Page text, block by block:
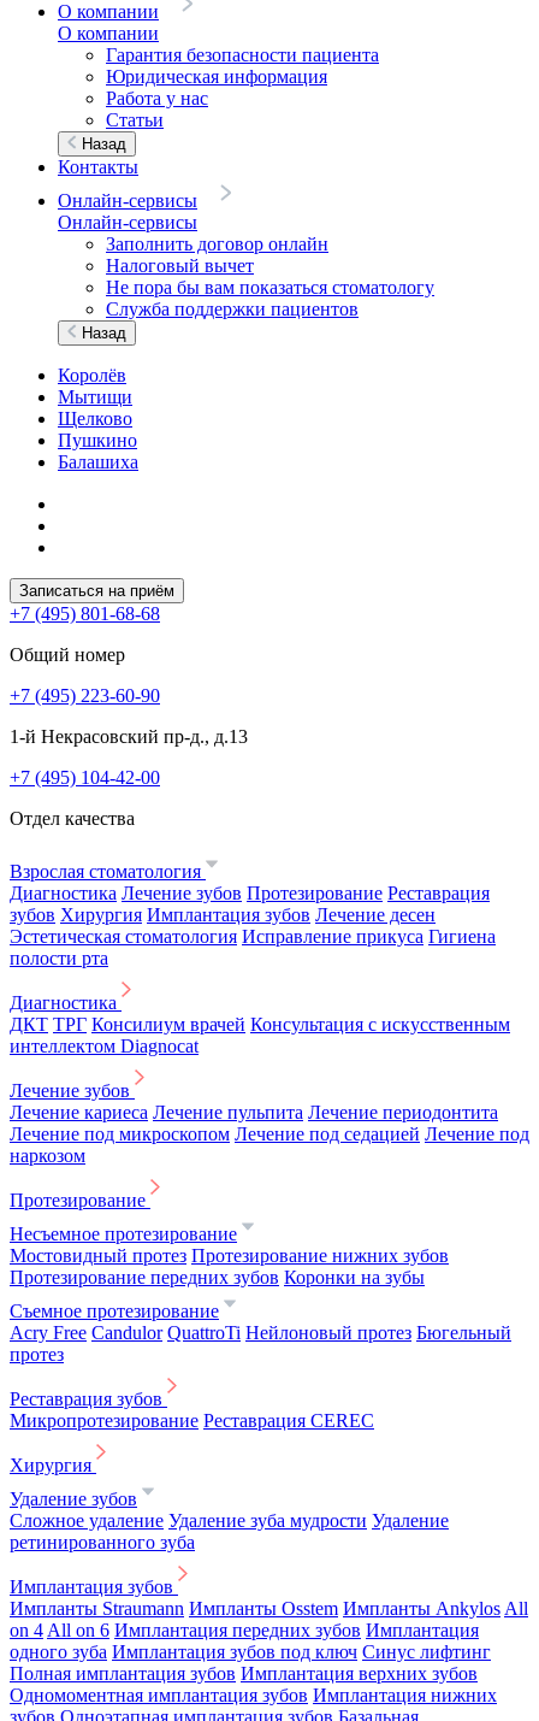
О компании
О компании
Гарантия безопасности пациента
Юридическая информация
Работа у нас
Статьи
Назад
Контакты
Онлайн-сервисы
Онлайн-сервисы
Заполнить договор онлайн
Налоговый вычет
Не пора бы вам показаться стоматологу
Служба поддержки пациентов
Назад
Королёв
Мытищи
Щелково
Пушкино
Балашиха
Записаться на приём
+7 (495) 801-68-68
Общий номер
+7 (495) 223-60-90
1-й Некрасовский пр-д., д.13
+7 (495) 104-42-00
Отдел качества
Взрослая стоматология
Диагностика Лечение зубов Протезирование Реставрация
зубов Хирургия Имплантация зубов Лечение десен
Эстетическая стоматология Исправление прикуса Гигиена
полости рта
Диагностика
ДКТ ТРГ Консилиум врачей Консультация с искусственным
интеллектом Diagnocat
Лечение зубов
Лечение кариеса Лечение пульпита Лечение периодонтита
Лечение под микроскопом Лечение под седацией Лечение под
наркозом
Протезирование
Несъемное протезирование
Мостовидный протез Протезирование нижних зубов
Протезирование передних зубов Коронки на зубы
Съемное протезирование
Acry Free Candulor QuattroTi Нейлоновый протез Бюгельный
протез
Реставрация зубов
Микропротезирование Реставрация CEREC
Хирургия
Удаление зубов
Сложное удаление Удаление зуба мудрости Удаление
ретинированного зуба
Имплантация зубов
Импланты Straumann Импланты Osstem Импланты Ankylos All
on 4 All on 6 Имплантация передних зубов Имплантация
одного зуба Имплантация зубов под ключ Синус лифтинг
Полная имплантация зубов Имплантация верхних зубов
Одномоментная имплантация зубов Имплантация нижних
зубов Одноэтапная имплантация зубов Базальная